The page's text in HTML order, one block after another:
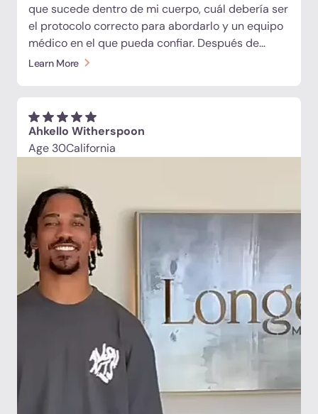
que sucede dentro de mi cuerpo, cuál debería ser
el protocolo correcto para abordarlo y un equipo
médico en el que pueda confiar. Después de
décadas de actuar, bailar, hacer giras y
articulaciones. Desde laboratorios exhaustivos y
una resonancia magnética de todo el cuerpo
hasta células madre, exosomas, péptidos,
fototerapia, oxigenoterapia hiperbárica y apoyo
Todo el equipo me hace sentir parte de una
familia, y su seguimiento es increíble. Sé que se
centran en mis resultados en cada paso del
proceso. Eso marca la diferencia».
Learn More
Ahkello Witherspoon
Age 30California